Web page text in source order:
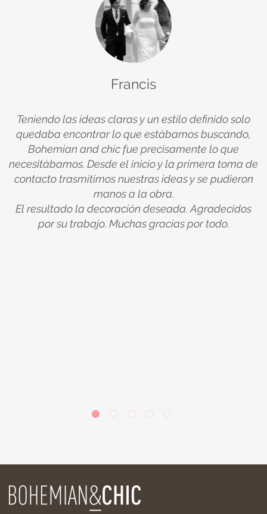
Francis
Teniendo las ideas claras y un estilo definido solo
quedaba encontrar lo que estábamos buscando,
Bohemian and chic fue precisamente lo que
necesitábamos. Desde el inicio y la primera toma de
contacto trasmitimos nuestras ideas y se pudieron
manos a la obra.
El resultado la decoración deseada. Agradecidos
por su trabajo. Muchas gracias por todo.